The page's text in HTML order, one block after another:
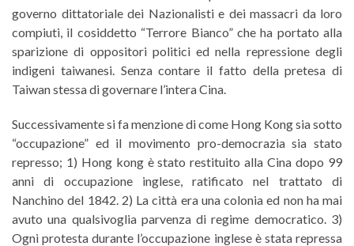
governo dittatoriale dei Nazionalisti e dei massacri da loro
compiuti, il cosiddetto “Terrore Bianco” che ha portato alla
sparizione di oppositori politici ed nella repressione degli
indigeni taiwanesi. Senza contare il fatto della pretesa di
Taiwan stessa di governare l’intera Cina.
Successivamente si fa menzione di come Hong Kong sia sotto
“occupazione” ed il movimento pro-democrazia sia stato
represso; 1) Hong kong è stato restituito alla Cina dopo 99
anni di occupazione inglese, ratificato nel trattato di
Nanchino del 1842. 2) La città era una colonia ed non ha mai
avuto una qualsivoglia parvenza di regime democratico. 3)
Ogni protesta durante l’occupazione inglese è stata repressa